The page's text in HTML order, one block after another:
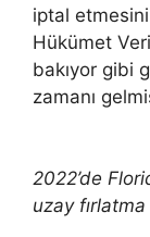
iptal
Hükümet
bakıyor gibi
zamanı
2022’de
uzay